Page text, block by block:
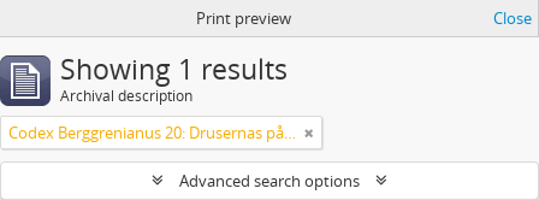
Print preview Close
Showing 1 results
Archival description
Codex Berggrenianus 20: Drusernas på Libanon heliga bok
Advanced search options